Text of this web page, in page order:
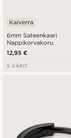
6mm Sateenkaari
Nappikorvakoru
Kaiverra
12,95 €
5 VÄRIT